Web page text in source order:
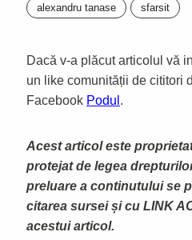
alexandru tanase sfarsit
Dacă v-a plăcut articolul vă
un like comunității de cititori
Facebook Podul .
Acest articol este
protejat de legea
preluare a continutului se
citarea sursei și cu LINK
acestui articol.